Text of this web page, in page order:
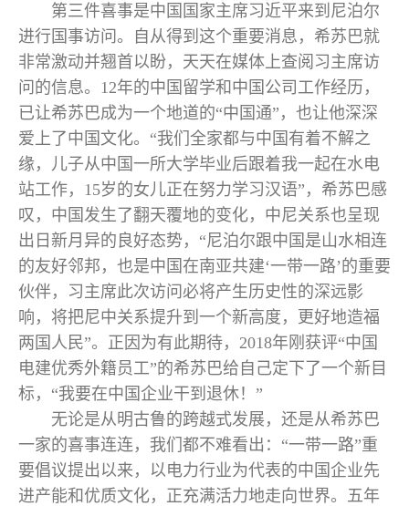
第三件喜事是中国国家主席习近平来到尼泊尔
进行国事访问。自从得到这个重要消息，希苏巴就
非常激动并翘首以盼，天天在媒体上查阅习主席访
问的信息。12年的中国留学和中国公司工作经历，
已让希苏巴成为一个地道的“中国通”，也让他深深
爱上了中国文化。“我们全家都与中国有着不解之
缘，儿子从中国一所大学毕业后跟着我一起在水电
站工作，15岁的女儿正在努力学习汉语”，希苏巴感
叹，中国发生了翻天覆地的变化，中尼关系也呈现
出日新月异的良好态势，“尼泊尔跟中国是山水相连
的友好邻邦，也是中国在南亚共建‘一带一路’的重要
伙伴，习主席此次访问必将产生历史性的深远影
响，将把尼中关系提升到一个新高度，更好地造福
两国人民”。正因为有此期待，2018年刚获评“中国
电建优秀外籍员工”的希苏巴给自己定下了一个新目
标，“我要在中国企业干到退休！”
无论是从明古鲁的跨越式发展，还是从希苏巴
一家的喜事连连，我们都不难看出：“一带一路”重
要倡议提出以来，以电力行业为代表的中国企业先
进产能和优质文化，正充满活力地走向世界。五年